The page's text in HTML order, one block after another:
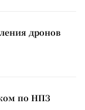
дронов
по НПЗ